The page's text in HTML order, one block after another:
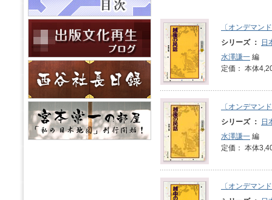
〔オンデマン
シリーズ ：
日
水澤謙一 編
定価： 本体
〔オンデマン
シリーズ ：
日
水澤謙一 編
定価： 本体
〔オンデマン